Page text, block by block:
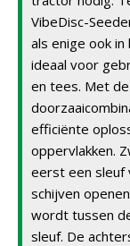
VibeDisc-
als enige ook
ideaal voor
en tees. Met
efficiënte
oppervlakken.
eerst een sleuf
schijven
wordt tussen
sleuf. De